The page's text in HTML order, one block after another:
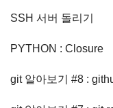
SSH 서버 돌리기
PYTHON : Closure
git 알아보기 #8 :